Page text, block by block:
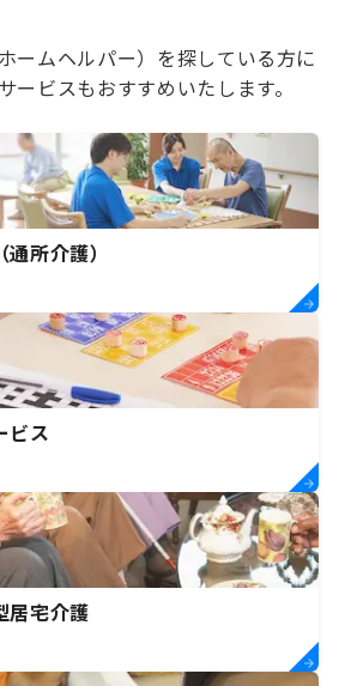
ームヘルパー）を探している方に
ービスもおすすめいたします。
所介護）
ビス
居宅介護